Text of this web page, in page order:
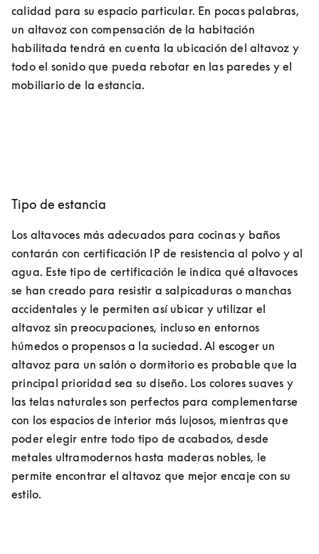
calidad para su espacio particular. En pocas palabras,
un altavoz con compensación de la habitación
habilitada tendrá en cuenta la ubicación del altavoz y
todo el sonido que pueda rebotar en las paredes y el
mobiliario de la estancia.
Tipo de estancia
Los altavoces más adecuados para cocinas y baños
contarán con certificación IP de resistencia al polvo y al
agua. Este tipo de certificación le indica qué altavoces
se han creado para resistir a salpicaduras o manchas
accidentales y le permiten así ubicar y utilizar el
altavoz sin preocupaciones, incluso en entornos
húmedos o propensos a la suciedad. Al escoger un
altavoz para un salón o dormitorio es probable que la
principal prioridad sea su diseño. Los colores suaves y
las telas naturales son perfectos para complementarse
con los espacios de interior más lujosos, mientras que
poder elegir entre todo tipo de acabados, desde
metales ultramodernos hasta maderas nobles, le
permite encontrar el altavoz que mejor encaje con su
estilo.